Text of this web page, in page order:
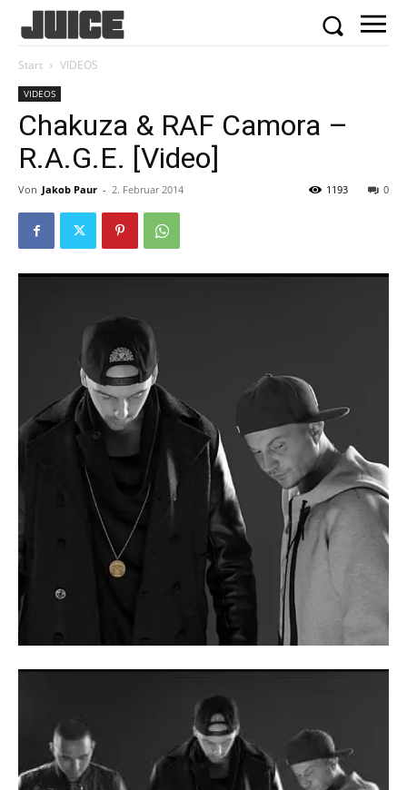
Start VIDEOS
VIDEOS
Chakuza & RAF Camora –
R.A.G.E. [Video]
Von Jakob Paur - 2. Februar 2014 0
1193